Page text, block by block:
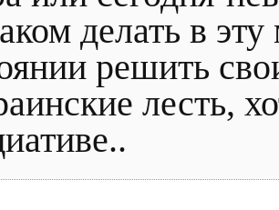
делать в
решить
лесть,